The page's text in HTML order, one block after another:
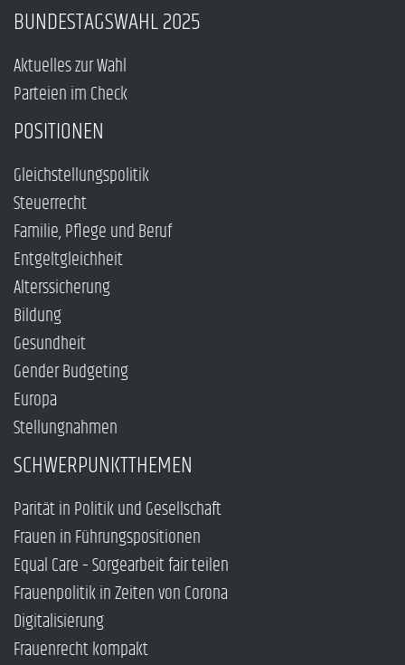
BUNDESTAGSWAHL 2025
Aktuelles zur Wahl
Parteien im Check
POSITIONEN
Gleichstellungspolitik
Steuerrecht
Familie, Pflege und Beruf
Entgeltgleichheit
Alterssicherung
Bildung
Gesundheit
Gender Budgeting
Europa
Stellungnahmen
SCHWERPUNKTTHEMEN
Parität in Politik und Gesellschaft
Frauen in Führungspositionen
Equal Care – Sorgearbeit fair teilen
Frauenpolitik in Zeiten von Corona
Digitalisierung
Frauenrecht kompakt